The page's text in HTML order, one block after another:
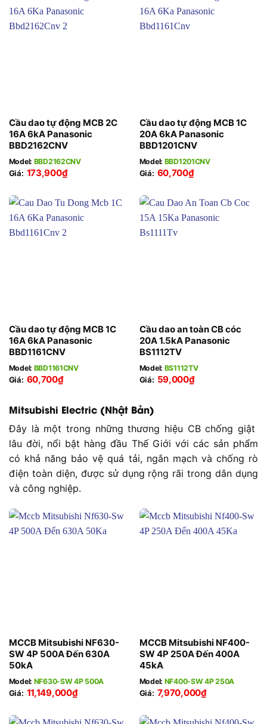
Cầu dao tự động MCB 2C
16A 6kA Panasonic
BBD2162CNV
Model: BBD2162CNV
Giá: 173,900₫
Cầu dao tự động MCB 1C
20A 6kA Panasonic
BBD1201CNV
Model: BBD1201CNV
Giá: 60,700₫
Cầu dao tự động MCB 1C
16A 6kA Panasonic
BBD1161CNV
Model: BBD1161CNV
Giá: 60,700₫
Cầu dao an toàn CB cóc
20A 1.5kA Panasonic
BS1112TV
Model: BS1112TV
Giá: 59,000₫
Mitsubishi Electric (Nhật Bản)
Đây là một trong những thương hiệu CB chống giật
lâu đời, nổi bật hàng đầu Thế Giới với các sản phẩm
có khả năng bảo vệ quá tải, ngắn mạch và chống rò
điện toàn diện, được sử dụng rộng rãi trong dân dụng
và công nghiệp.
MCCB Mitsubishi NF630-
SW 4P 500A Đến 630A
50kA
Model: NF630-SW 4P 500A
Giá: 11,149,000₫
MCCB Mitsubishi NF400-
SW 4P 250A Đến 400A
45kA
Model: NF400-SW 4P 250A
Giá: 7,970,000₫